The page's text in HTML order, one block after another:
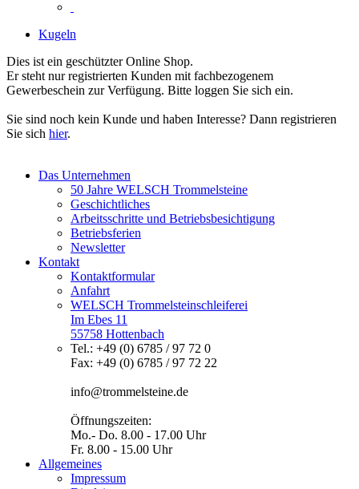
Kugeln
Dies ist ein geschützter Online Shop.
Er steht nur registrierten Kunden mit fachbezogenem
Gewerbeschein zur Verfügung. Bitte loggen Sie sich ein.
Sie sind noch kein Kunde und haben Interesse? Dann registrieren
Sie sich hier.
Das Unternehmen
50 Jahre WELSCH Trommelsteine
Geschichtliches
Arbeitsschritte und Betriebsbesichtigung
Betriebsferien
Newsletter
Kontakt
Kontaktformular
Anfahrt
WELSCH Trommelsteinschleiferei
Im Ebes 11
55758 Hottenbach
Tel.: +49 (0) 6785 / 97 72 0
Fax: +49 (0) 6785 / 97 72 22
info@trommelsteine.de
Öffnungszeiten:
Mo.- Do. 8.00 - 17.00 Uhr
Fr. 8.00 - 15.00 Uhr
Allgemeines
Impressum